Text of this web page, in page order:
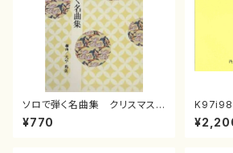
ソロで弾く名曲集 クリスマス・
イブ／恋人がサンタクロース(
箏独奏 /大平光美 編曲/楽
¥770
K97i98
めの（2
楽譜）